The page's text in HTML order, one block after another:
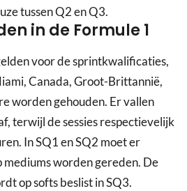
tussen Q2 en Q3.
in de Formule 1
voor de sprintkwalificaties,
Canada, Groot-Brittannië,
worden gehouden. Er vallen
terwijl de sessies respectievelijk
In SQ1 en SQ2 moet er
worden gereden. De
op softs beslist in SQ3.